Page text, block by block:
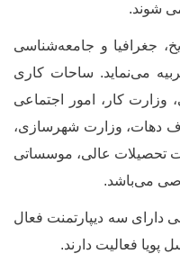
شوند.
جغرافیا و جامعه‌شناسی
می‌نماید. ساحات کاری
وزارت کار، امور اجتماعی
دهات، وزارت شهرسازی،
تحصیلات عالی، موسساتی
میباشد.
دارای سه دیپارتمنت فعال
فعالیت دارند.